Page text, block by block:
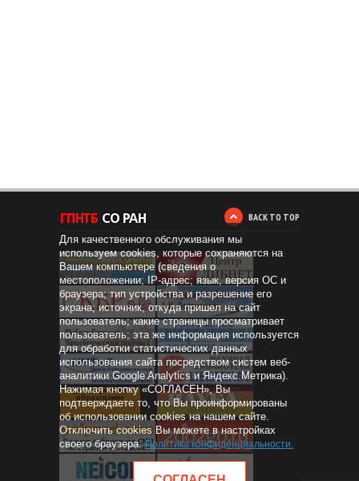
BACK TO TOP
Дистанционное
образование
Для качественного обслуживания мы
используем cookies, которые сохраняются на
Вашем компьютере (сведения о
местоположении; IP-адрес; язык, версия ОС и
браузера; тип устройства и разрешение его
экрана; источник, откуда пришел на сайт
пользователь; какие страницы просматривает
пользователь; эта же информация используется
для обработки статистических данных
использования сайта посредством систем веб-
аналитики Google Analytics и Яндекс.Метрика).
Нажимая кнопку «СОГЛАСЕН», Вы
подтверждаете то, что Вы проинформированы
об использовании cookies на нашем сайте.
Отключить cookies Вы можете в настройках
своего браузера.Политика конфиденциальности.